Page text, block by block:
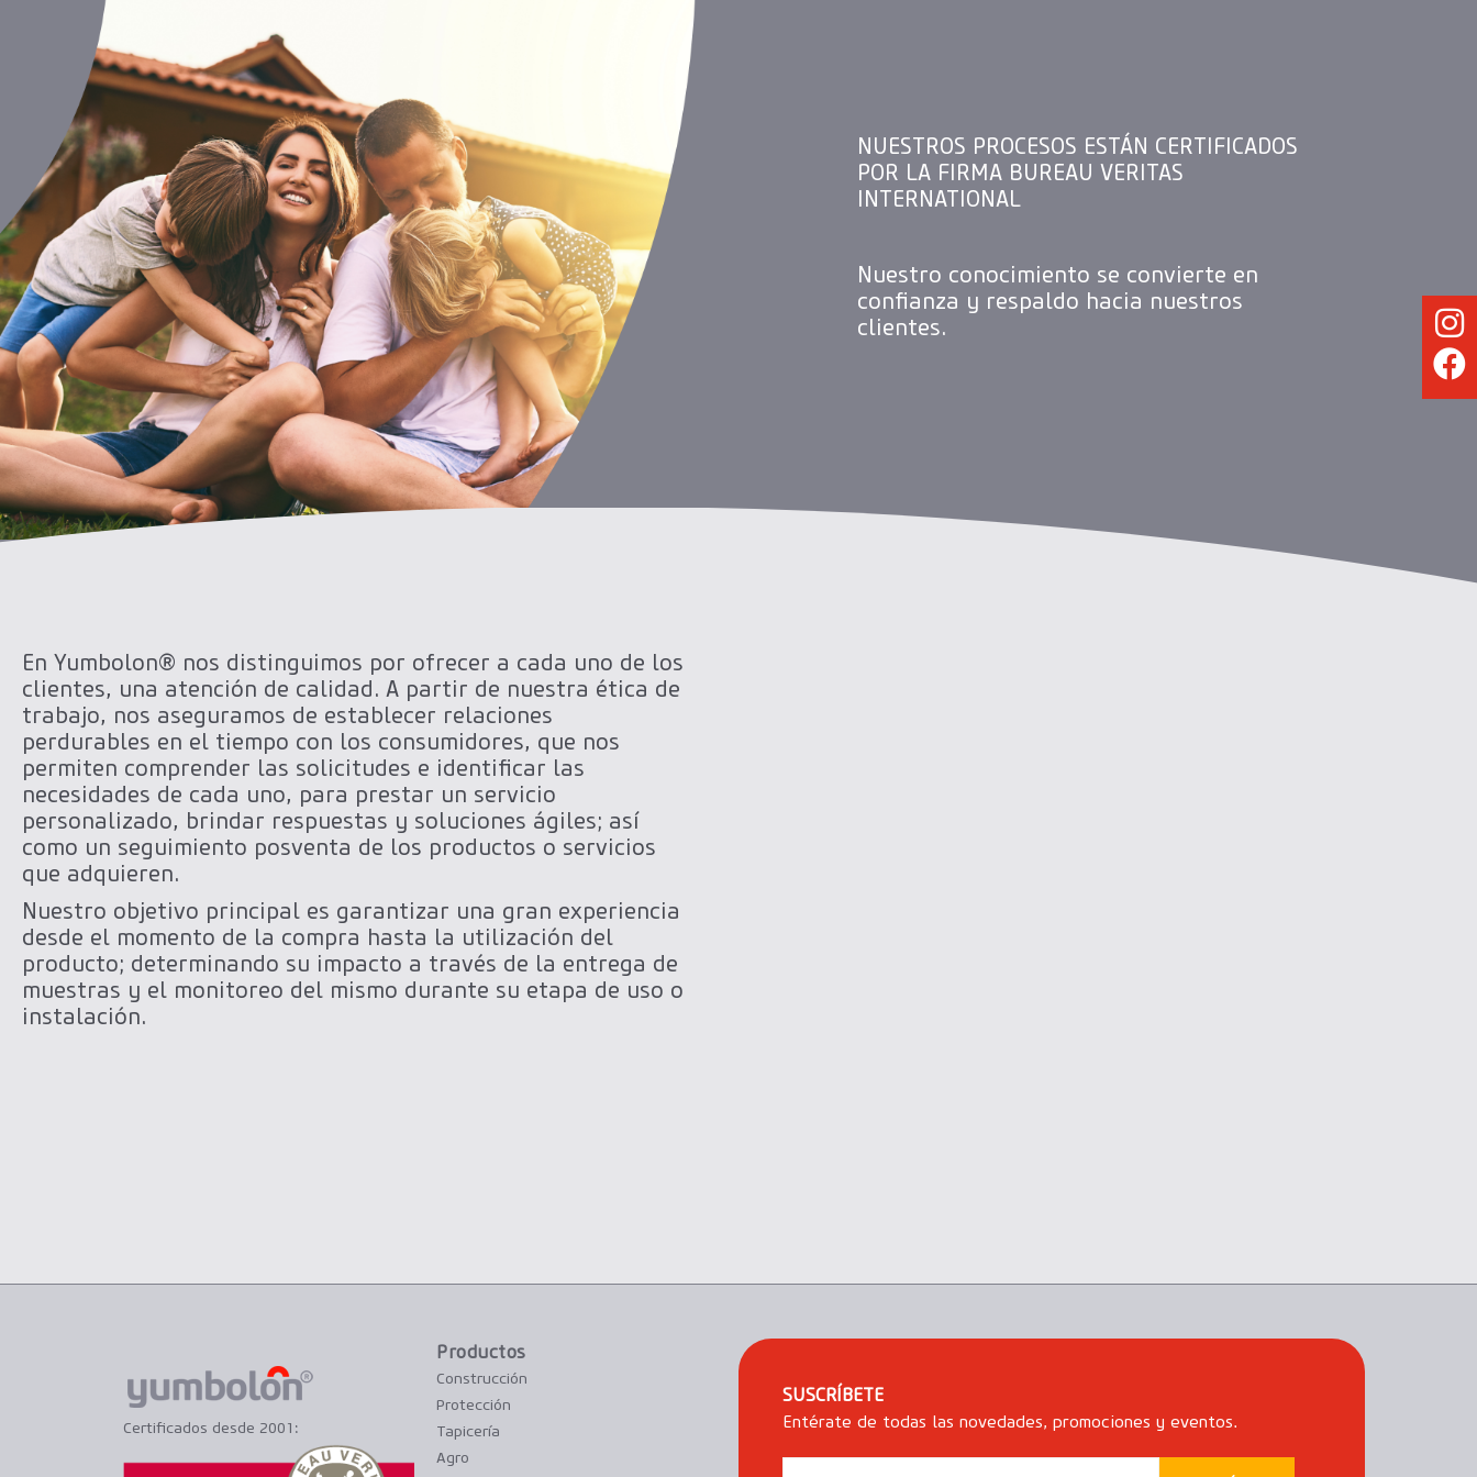
NUESTROS PROCESOS ESTÁN CERTIFICADOS
POR LA FIRMA BUREAU VERITAS
INTERNATIONAL
Nuestro conocimiento se convierte en
confianza y respaldo hacia nuestros
clientes.
En Yumbolon® nos distinguimos por ofrecer a cada uno de los
clientes, una atención de calidad. A partir de nuestra ética de
trabajo, nos aseguramos de establecer relaciones
perdurables en el tiempo con los consumidores, que nos
permiten comprender las solicitudes e identificar las
necesidades de cada uno, para prestar un servicio
personalizado, brindar respuestas y soluciones ágiles; así
como un seguimiento posventa de los productos o servicios
que adquieren.
Nuestro objetivo principal es garantizar una gran experiencia
desde el momento de la compra hasta la utilización del
producto; determinando su impacto a través de la entrega de
muestras y el monitoreo del mismo durante su etapa de uso o
instalación.
Certificados desde 2001:
Productos
Construcción
Protección
Tapicería
Agro
SUSCRÍBETE
Entérate de todas las novedades, promociones y eventos.